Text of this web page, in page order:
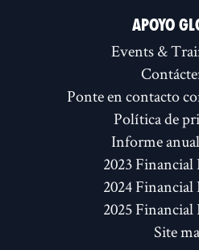
APOYO
Events &
Ponte en contacto
Política de
Informe
2023 Financial
2024 Financial
2025 Financial
Site